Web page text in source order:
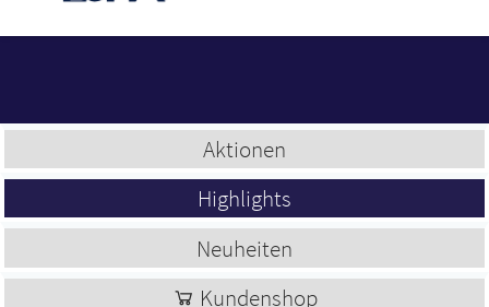
Aktionen
Highlights
Neuheiten
Kundenshop